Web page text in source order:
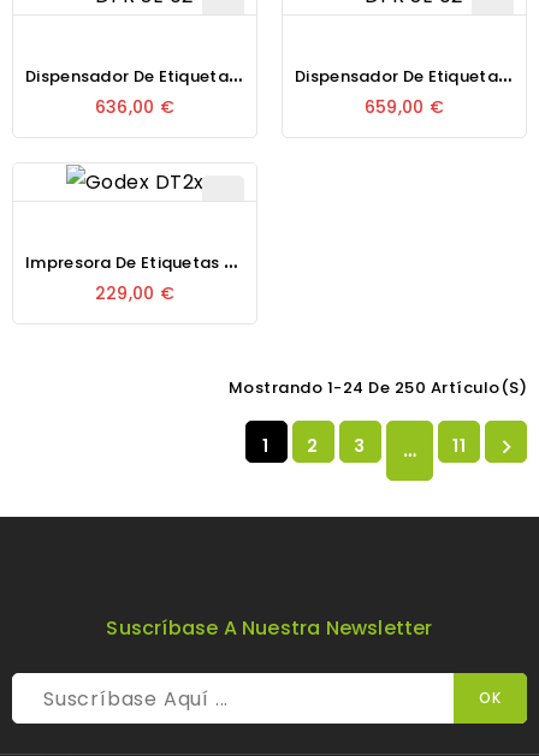
D
Ispensador De Etiquetas De Sobremesa Dpr Bed 01
636,00 €
D
Ispensador De Etiquetas De Sobremesa Dpr Dp 02
659,00 €
I
Mpresora De Etiquetas Térmica Godex DT2x
229,00 €
Mostrando 1-24 De 250 Artículo(s)
1 2 3 … 11 
Suscríbase A Nuestra Newsletter